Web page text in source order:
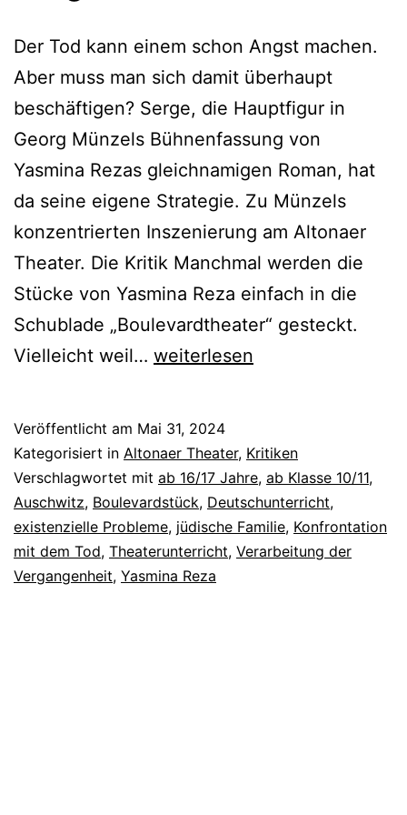
Der Tod kann einem schon Angst machen.
Aber muss man sich damit überhaupt
beschäftigen? Serge, die Hauptfigur in
Georg Münzels Bühnenfassung von
Yasmina Rezas gleichnamigen Roman, hat
da seine eigene Strategie. Zu Münzels
konzentrierten Inszenierung am Altonaer
Theater. Die Kritik Manchmal werden die
Stücke von Yasmina Reza einfach in die
Schublade „Boulevardtheater“ gesteckt.
Vielleicht weil… Serge
weiterlesen
Veröffentlicht am Mai 31, 2024
Kategorisiert in Altonaer Theater, Kritiken
Verschlagwortet mit ab 16/17 Jahre, ab Klasse 10/11,
Auschwitz, Boulevardstück, Deutschunterricht,
existenzielle Probleme, jüdische Familie, Konfrontation
mit dem Tod, Theaterunterricht, Verarbeitung der
Vergangenheit, Yasmina Reza